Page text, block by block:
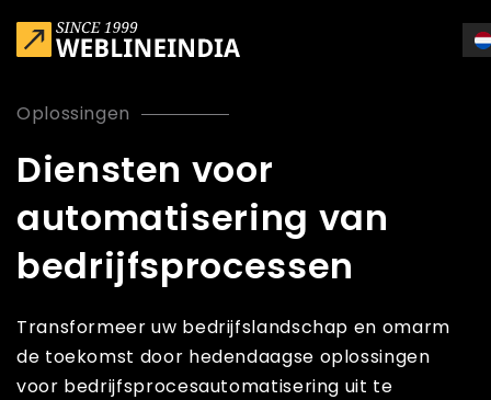
Oplossingen
Diensten voor
automatisering van
bedrijfsprocessen
Transformeer uw bedrijfslandschap en omarm
de toekomst door hedendaagse oplossingen
voor bedrijfsprocesautomatisering uit te